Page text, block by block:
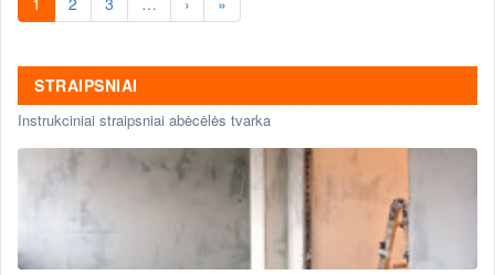
STRAIPSNIAI
Instrukciniai straipsniai abėcėlės tvarka